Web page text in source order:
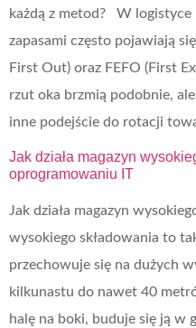
każdą z metod? W logistyce
zapasami często pojawiają
First Out) oraz FEFO (First
rzut oka brzmią podobnie,
inne podejście do rotacji
Jak działa magazyn
oprogramowaniu IT
Jak działa magazyn
wysokiego składowania to
przechowuje się na dużych
kilkunastu do nawet 40
halę na boki, buduje się ją w